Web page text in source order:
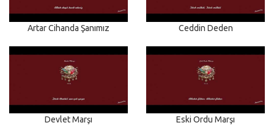
Artar Cihanda Şanımız Ceddin Deden
Devlet Marşı Eski Ordu Marşı